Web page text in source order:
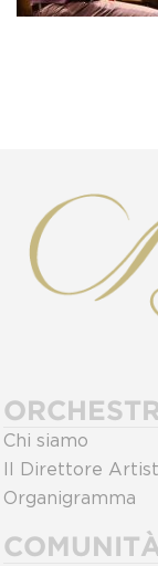
Chi siamo
Il Direttore
Organigramma